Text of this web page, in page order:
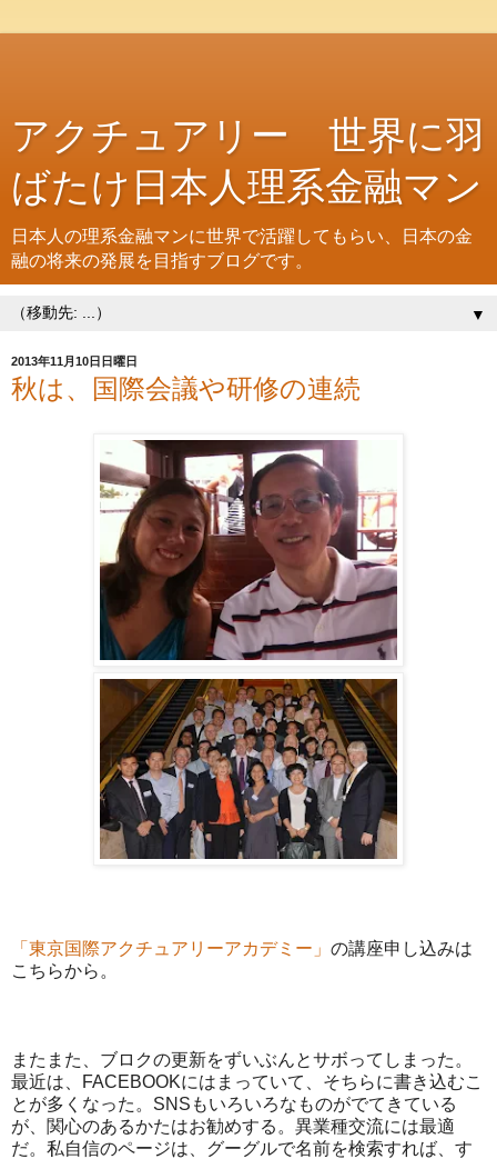
アクチュアリー 世界に羽
ばたけ日本人理系金融マン
日本人の理系金融マンに世界で活躍してもらい、日本の金
融の将来の発展を目指すブログです。
▼
2013年11月10日日曜日
秋は、国際会議や研修の連続
「東京国際アクチュアリーアカデミー」 の講座申し込みは
こちらから。
またまた、ブロクの更新をずいぶんとサボってしまった。
最近は、FACEBOOKにはまっていて、そちらに書き込むこ
とが多くなった。SNSもいろいろなものがでてきている
が、関心のあるかたはお勧めする。異業種交流には最適
だ。私自信のページは、グーグルで名前を検索すれば、す